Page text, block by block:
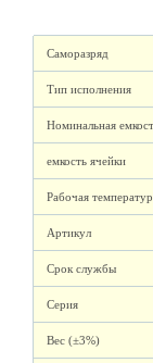
Саморазряд
Тип исполнения
Номинальная
емкость ячейки
Рабочая
Артикул
Срок службы
Серия
Вес (±3%)